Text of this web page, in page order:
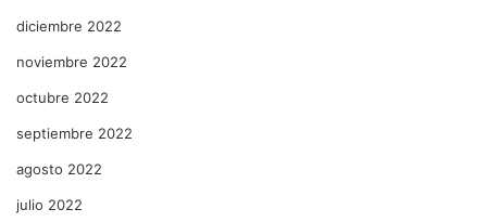
diciembre 2022
noviembre 2022
octubre 2022
septiembre 2022
agosto 2022
julio 2022